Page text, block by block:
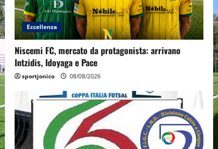
Eccellenza
Niscemi FC, mercato da protagonista: arrivano
Intzidis, Idoyaga e Pace
sportjonico 08/08/2026